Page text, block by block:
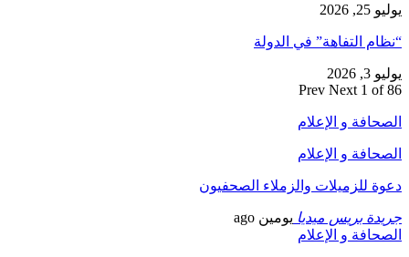
يوليو 25, 2026
“نظام التفاهة” في الدولة
يوليو 3, 2026
Prev Next 1 of 86
الصحافة و الإعلام
الصحافة و الإعلام
دعوة للزميلات والزملاء الصحفيون
جريدة بريس ميديا يومين ago
الصحافة و الإعلام